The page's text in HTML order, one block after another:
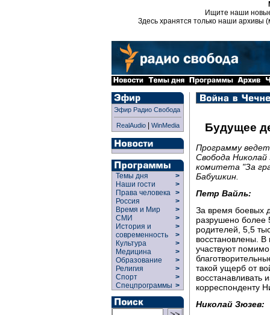
Ищите наши
Здесь хранятся только наши архивы
Эфир Радио Свобода
RealAudio| WinMedia
Темы дня
>
Наши гости
>
Права человека >
Россия
>
Время и Мир
>
СМИ
>
История и
современность
>
>
Культура
>
Медицина
>
Образование
>
Религия
>
Спорт
>
Спецпрограммы >
Будущее
Программу
Свобода
комитета "За
Бабушкин.
Петр Вайль:
За время боевых
разрушено более
родителей, 5,5
восстановлены. В
участвуют
такой ущерб от
корреспонденту
Николай Зюзев: